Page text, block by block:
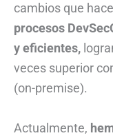
cambios que
procesos
y eficientes,
veces superior
(on-premise).
Actualmente,